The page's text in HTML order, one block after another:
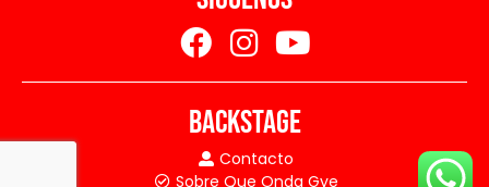
BACKSTAGE
Contacto
Sobre Que Onda Gye